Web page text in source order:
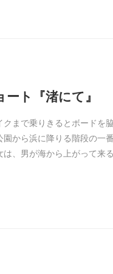
ト『渚にて』
まで乗りきるとボードを
から浜に降りる階段の一
、男が海から上がって来